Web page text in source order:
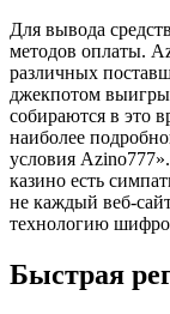
Для вывода
методов оплаты.
различных
джекпотом
собираются в это
наиболее
условия
казино есть
не каждый веб-
технологию
Быстрая